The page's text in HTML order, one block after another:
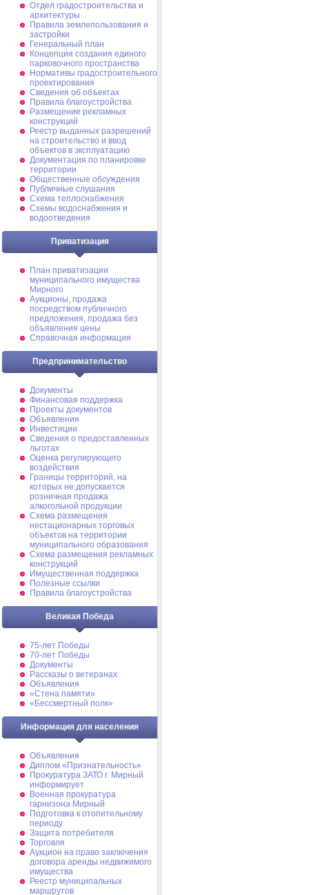
Отдел градостроительства и
архитектуры
Правила землепользования и
застройки
Генеральный план
Концепция создания единого
парковочного пространства
Нормативы градостроительного
проектирования
Сведения об объектах
Правила благоустройства
Размещение рекламных
конструкций
Реестр выданных разрешений
на строительство и ввод
объектов в эксплуатацию
Документация по планировке
территории
Общественные обсуждения
Публичные слушания
Схема теплоснабжения
Схемы водоснабжения и
водоотведения
Приватизация
План приватизации
муниципального имущества
Мирного
Аукционы, продажа
посредством публичного
предложения, продажа без
объявления цены
Справочная информация
Предпринимательство
Документы
Финансовая поддержка
Проекты документов
Объявления
Инвестиции
Сведения о предоставленных
льготах
Оценка регулирующего
воздействия
Границы территорий, на
которых не допускается
розничная продажа
алкогольной продукции
Схема размещения
нестационарных торговых
объектов на территории
муниципального образования
Схема размещения рекламных
конструкций
Имущественная поддержка
Полезные ссылки
Правила благоустройства
Великая Победа
75-лет Победы
70-лет Победы
Документы
Рассказы о ветеранах
Объявления
«Стена памяти»
«Бессмертный полк»
Информация для населения
Объявления
Диплом «Признательность»
Прокуратура ЗАТО г. Мирный
информирует
Военная прокуратура
гарнизона Мирный
Подготовка к отопительному
периоду
Защита потребителя
Торговля
Аукцион на право заключения
договора аренды недвижимого
имущества
Реестр муниципальных
маршрутов